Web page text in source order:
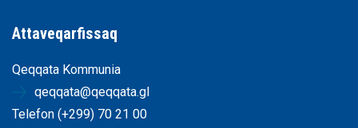
Attaveqarfissaq
Qeqqata Kommunia
qeqqata@qeqqata.gl
Telefon (+299) 70 21 00